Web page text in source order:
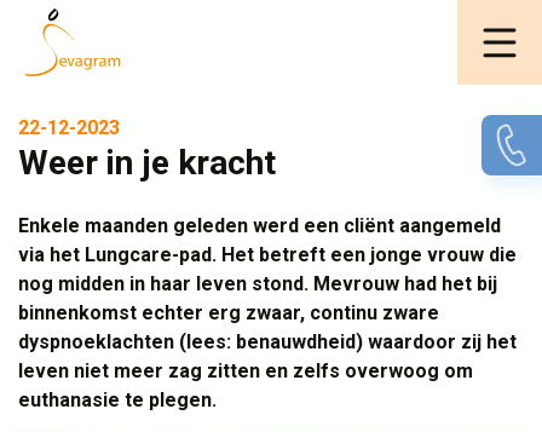
22-12-2023
Weer in je kracht
Enkele maanden geleden werd een cliënt aangemeld
via het Lungcare-pad. Het betreft een jonge vrouw die
nog midden in haar leven stond. Mevrouw had het bij
binnenkomst echter erg zwaar, continu zware
dyspnoeklachten (lees: benauwdheid) waardoor zij het
leven niet meer zag zitten en zelfs overwoog om
euthanasie te plegen.